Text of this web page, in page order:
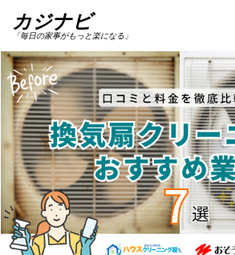
カジナビ
「毎日の家事がもっと楽になる」